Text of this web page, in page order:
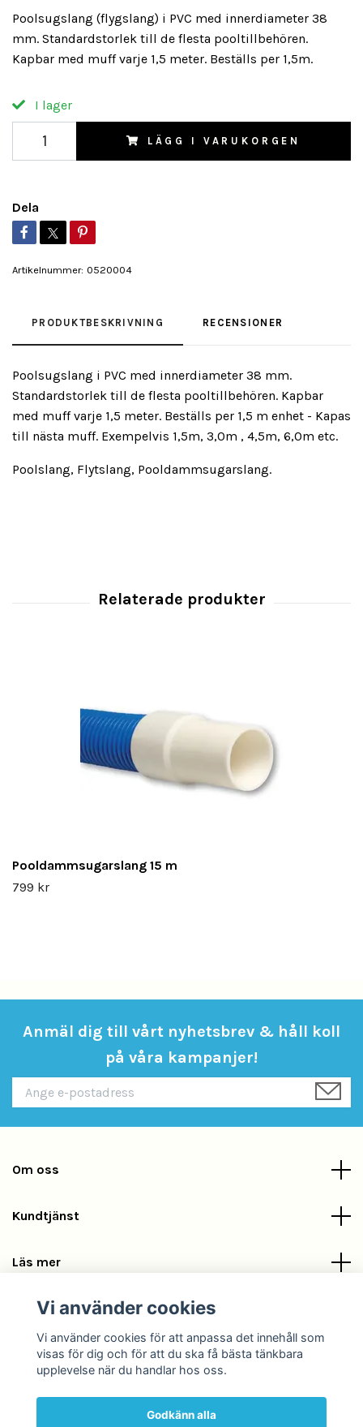
Poolsugslang (flygslang) i PVC med innerdiameter 38
mm. Standardstorlek till de flesta pooltillbehören.
Kapbar med muff varje 1,5 meter. Beställs per 1,5m.
I lager
LÄGG I VARUKORGEN
Dela
Artikelnummer: 0520004
PRODUKTBESKRIVNING RECENSIONER
Poolsugslang i PVC med innerdiameter 38 mm.
Standardstorlek till de flesta pooltillbehören. Kapbar
med muff varje 1,5 meter. Beställs per 1,5 m enhet - Kapas
till nästa muff. Exempelvis 1,5m, 3,0m , 4,5m, 6,0m etc.
Poolslang, Flytslang, Pooldammsugarslang.
Pooldammsugarslang 15 m
799 kr
Anmäl dig till vårt nyhetsbrev & håll koll
på våra kampanjer!
Om oss
Kundtjänst
Läs mer
Sociala medier
Vi använder cookies
Vi använder cookies för att anpassa det innehåll som
visas för dig och för att du ska få bästa tänkbara
upplevelse när du handlar hos oss.
Godkänn alla